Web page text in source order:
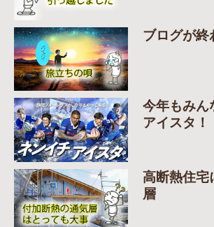
ブログが終
今年もみん
アイスタ！
高断熱住宅
層